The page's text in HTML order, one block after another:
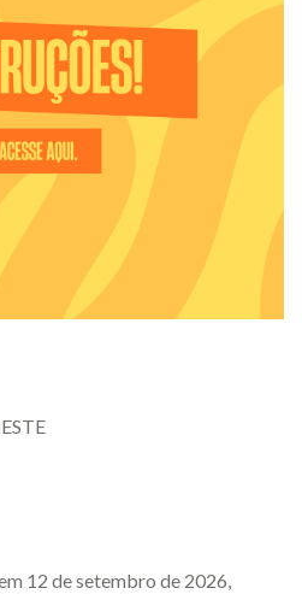
12 de setembro de 2026,